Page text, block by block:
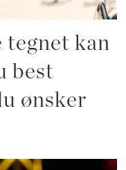
tegnet kan
best
ønsker